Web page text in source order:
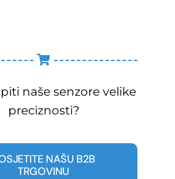
naše senzore velike
preciznosti?
NAŠU B2B
TRGOVINU